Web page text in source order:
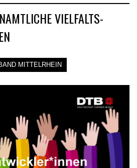
VIELFALTS-
MITTELRHEIN